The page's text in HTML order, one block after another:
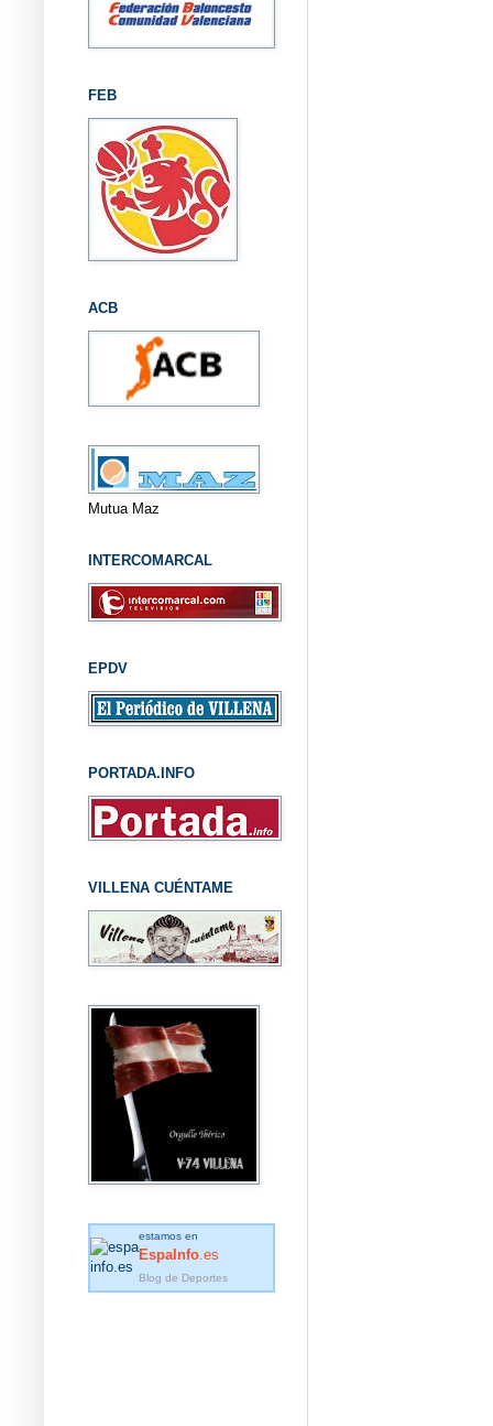
FEB
ACB
Mutua Maz
INTERCOMARCAL
EPDV
PORTADA.INFO
VILLENA CUÉNTAME
estamos en
EspaInfo .es
Blog de Deportes